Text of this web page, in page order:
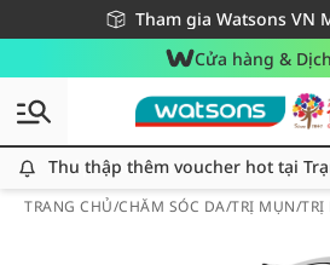
Tham gia Watsons VN
Miễn phí giao hàng cho đơn
Giao hàng nhanh 24h - Áp dụng
Cửa hàng &
Thu thập thêm voucher hot tại Trạm Voucher
Thu thập thêm voucher hot tại
TRANG CHỦ/CHĂM SÓC DA/TRỊ MỤN/TRỊ